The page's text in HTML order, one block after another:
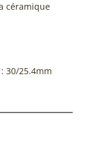
céramique
30/25.4mm